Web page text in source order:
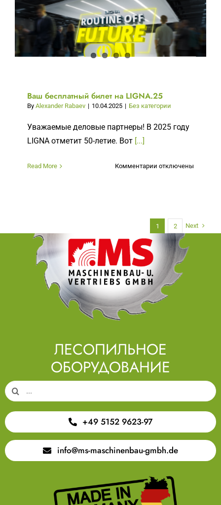
Ваш бесплатный билет на LIGNA.25
By Alexander Rabaev | 10.04.2025 | Без категории
Уважаемые деловые партнеры! В 2025 году
LIGNA отметит 50-летие. Вот [...]
Read More Комментарии к
на
LIGNA.25
отключены
1 2 Next
ЛЕСОПИЛЬНОЕ
ОБОРУДОВАНИЕ
Search
for:
+49 5152 9623-97
info@ms-maschinenbau-gmbh.de